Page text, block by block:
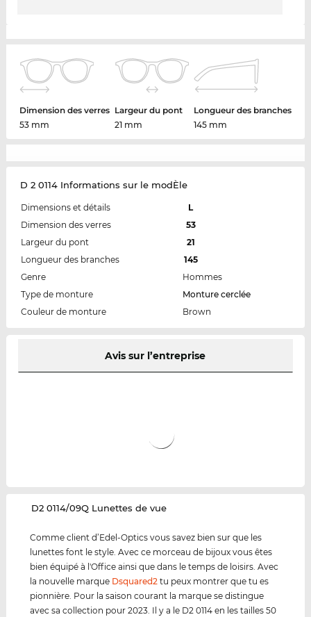
Dimension des verres
53 mm
Largeur du pont
21 mm
Longueur des branches
145 mm
D 2 0114 Informations sur le modÈle
Dimensions et détails
L
Dimension des verres
53
Largeur du pont
21
Longueur des branches
145
Genre
Hommes
Type de monture
Monture cerclée
Couleur de monture
Brown
Avis sur l’entreprise
‌D2 0114/09Q Lunettes de vue
Comme client d’Edel-Optics vous savez bien sur que les
lunettes font le style. Avec ce morceau de bijoux vous êtes
bien équipé à l'Office ainsi que dans le temps de loisirs. Avec
la nouvelle marque Dsquared2 tu peux montrer que tu es
pionnière. Pour la saison courant la marque se distingue
avec sa collection pour 2023. Il y a le D2 0114 en les tailles 50